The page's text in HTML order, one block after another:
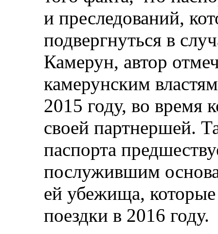
и преследований,
подвергнуться в
Камерун, автор
камерунским
2015 году, во время
своей партнершей.
паспорта
послужившим
ей убежища,
поездки в 2016 году.